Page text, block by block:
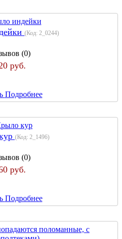
(Код: 2_0244)
(0)
руб.
Подробнее
(Код: 2_1496)
(0)
руб.
Подробнее